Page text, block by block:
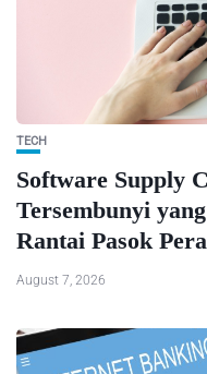
TECH
Software Supply
Tersembunyi
Rantai Pasok
August 7, 2026